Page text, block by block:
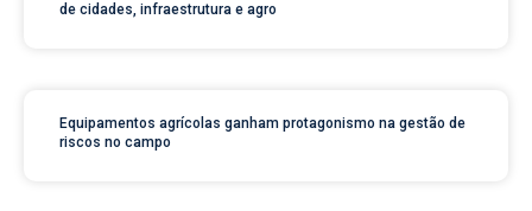
de cidades, infraestrutura e agro
Equipamentos agrícolas ganham protagonismo na gestão de
riscos no campo